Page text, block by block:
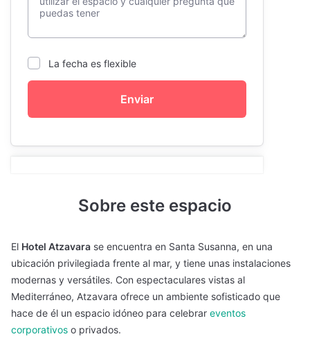
La fecha es flexible
Enviar
Sobre este espacio
El Hotel Atzavara se encuentra en Santa Susanna, en una
ubicación privilegiada frente al mar, y tiene unas instalaciones
modernas y versátiles. Con espectaculares vistas al
Mediterráneo, Atzavara ofrece un ambiente sofisticado que
hace de él un espacio idóneo para celebrar eventos
corporativos o privados.